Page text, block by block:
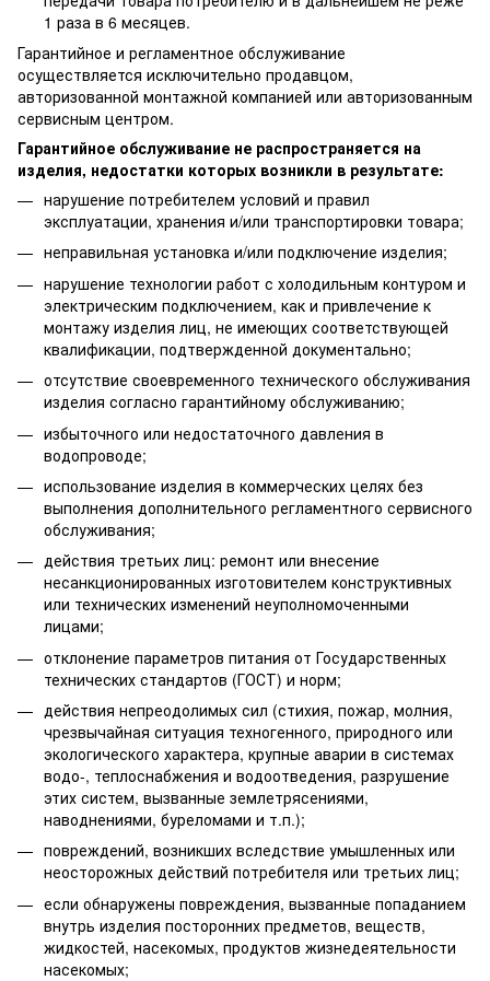
1 раза в 6 месяцев.
Гарантийное и регламентное обслуживание
осуществляется исключительно продавцом,
авторизованной монтажной компанией или авторизованным
сервисным центром.
Гарантийное обслуживание не распространяется на
изделия, недостатки которых возникли в результате:
нарушение потребителем условий и правил
эксплуатации, хранения и/или транспортировки товара;
неправильная установка и/или подключение изделия;
нарушение технологии работ с холодильным контуром и
электрическим подключением, как и привлечение к
монтажу изделия лиц, не имеющих соответствующей
квалификации, подтвержденной документально;
отсутствие своевременного технического обслуживания
изделия согласно гарантийному обслуживанию;
избыточного или недостаточного давления в
водопроводе;
использование изделия в коммерческих целях без
выполнения дополнительного регламентного сервисного
обслуживания;
действия третьих лиц: ремонт или внесение
несанкционированных изготовителем конструктивных
или технических изменений неуполномоченными
лицами;
отклонение параметров питания от Государственных
технических стандартов (ГОСТ) и норм;
действия непреодолимых сил (стихия, пожар, молния,
чрезвычайная ситуация техногенного, природного или
экологического характера, крупные аварии в системах
водо-, теплоснабжения и водоотведения, разрушение
этих систем, вызванные землетрясениями,
наводнениями, буреломами и т.п.);
повреждений, возникших вследствие умышленных или
неосторожных действий потребителя или третьих лиц;
если обнаружены повреждения, вызванные попаданием
внутрь изделия посторонних предметов, веществ,
жидкостей, насекомых, продуктов жизнедеятельности
насекомых;